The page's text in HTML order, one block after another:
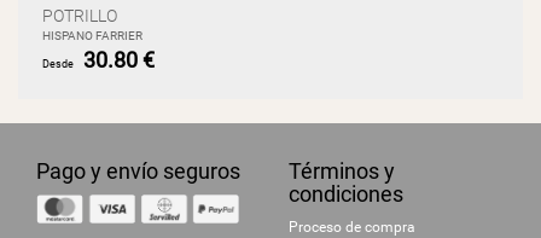
POTRILLO
HISPANO FARRIER
Desde 30.80 €
Pago y envío seguros
Términos y
condiciones
Proceso de compra